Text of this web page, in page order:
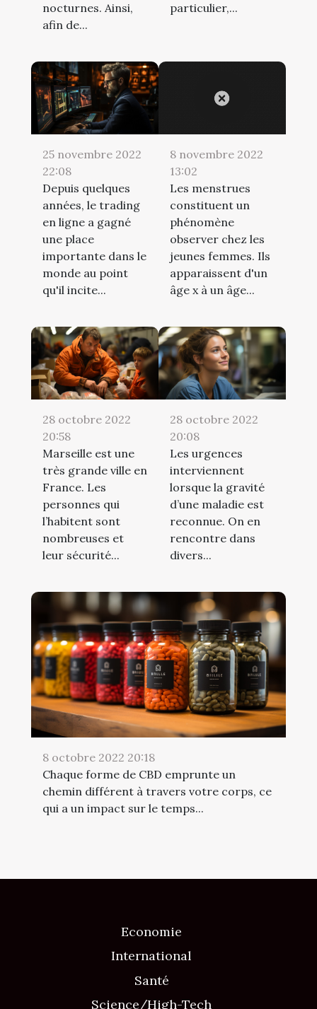
nocturnes. Ainsi,
afin de...
particulier,...
25 novembre 2022
22:08
Depuis quelques
années, le trading
en ligne a gagné
une place
importante dans le
monde au point
qu'il incite...
8 novembre 2022
13:02
Les menstrues
constituent un
phénomène
observer chez les
jeunes femmes. Ils
apparaissent d'un
âge x à un âge...
28 octobre 2022
20:58
Marseille est une
très grande ville en
France. Les
personnes qui
l’habitent sont
nombreuses et
leur sécurité...
28 octobre 2022
20:08
Les urgences
interviennent
lorsque la gravité
d’une maladie est
reconnue. On en
rencontre dans
divers...
8 octobre 2022 20:18
Chaque forme de CBD emprunte un
chemin différent à travers votre corps, ce
qui a un impact sur le temps...
Economie
International
Santé
Science/High-Tech